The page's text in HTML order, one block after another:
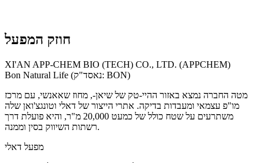
חוזק המפעל
XI'AN APP-CHEM BIO (TECH) CO., LTD. (APPCHEM)
Bon Natural Life (נאסד"ק: BON)
מטה החברה נמצא באזור ההיי-טק של שיאן-, מחוז שאאנשי, עם מרכז
מו"פ עצמאי ומעבדות בדיקה. אתרי הייצור של דאלי וטונגצ'ואן שלה
משתרעים על שטח כולל של כמעט 20,000 מ"ר, והיא פועלת דרך
רשתות השיווק בסין וממנה.
מפעל דאלי